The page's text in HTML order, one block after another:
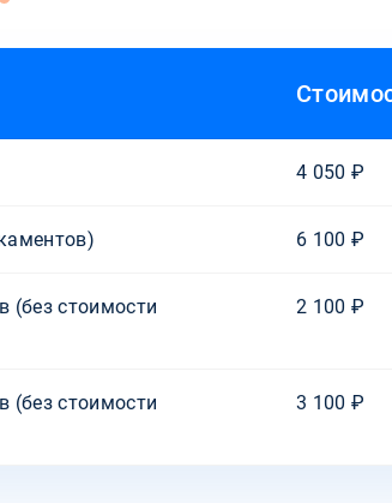
4 050 ₽
6 100 ₽
(без стоимости
2 100 ₽
(без стоимости
3 100 ₽